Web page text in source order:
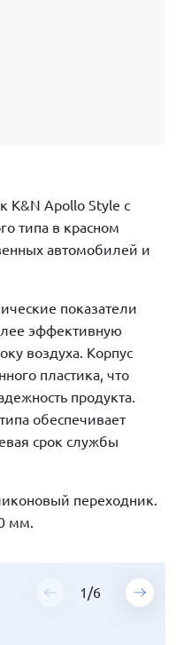
K&N Apollo Style с
типа в красном
автомобилей и
показатели
эффективную
воздуха. Корпус
пластика, что
продукта.
обеспечивает
срок службы
переходник.
мм.
1 /6
1 /6
1 /6
1 /6
1 /6
1 /6